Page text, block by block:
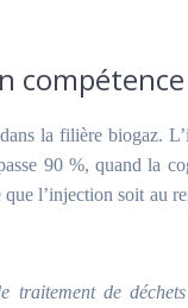
la filière biogaz.
90 %, quand la
l’injection soit au
de